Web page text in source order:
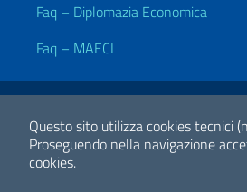
Questo sito utilizza cookies tecnici
Proseguendo nella navigazione
cookies.
Faq – Diplomazia Economica
Faq – MAECI
Link Utili